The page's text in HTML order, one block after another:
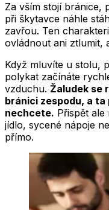
Za vším stojí bránice,
při škytavce náhle
zavřou. Ten
ovládnout ani ztlumit,
Když mluvíte u stolu,
polykat začínáte
vzduchu. Žaludek se
bránici zespodu, a
nechcete. Přispět
jídlo, sycené nápoje
přímo.